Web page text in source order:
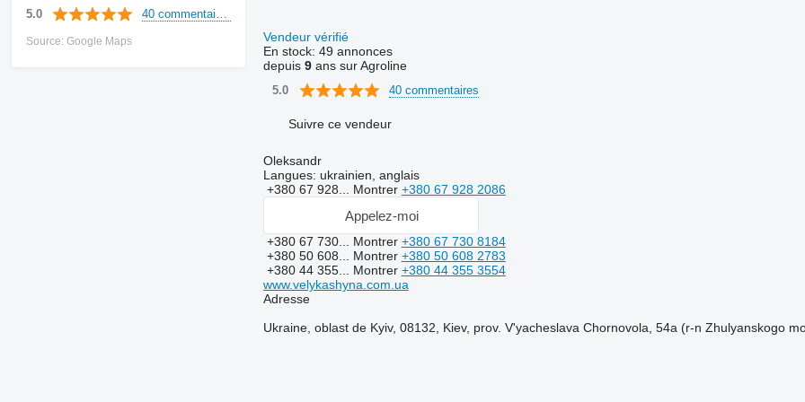
5.0
Source: Google Maps
Vendeur vérifié
En stock: 49 annonces
depuis 9ans sur Agroline
5.0 40 commentaires
Suivre ce vendeur
Oleksandr
Langues: ukrainien, anglais
+380 67 928... Montrer +380 67 928 2086
Appelez-moi
+380 67 730... Montrer +380 67 730 8184
+380 50 608... Montrer +380 50 608 2783
+380 44 355... Montrer +380 44 355 3554
www.velykashyna.com.ua
Adresse
Ukraine, oblast de Kyiv, 08132, Kiev, prov. V'yacheslava Chornovola, 54a (r-n Zhulyanskogo